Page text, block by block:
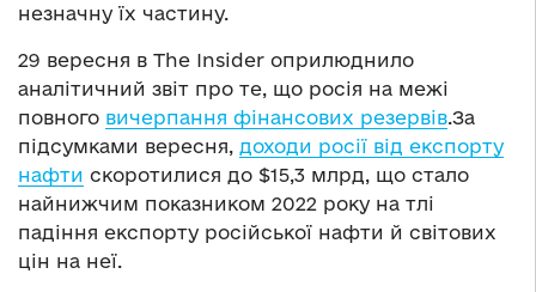
незначну їх частину.
29 вересня в The Insider оприлюднило
аналітичний звіт про те, що росія на межі
повного вичерпання фінансових резервів.За
підсумками вересня, доходи росії від експорту
нафти скоротилися до $15,3 млрд, що стало
найнижчим показником 2022 року на тлі
падіння експорту російської нафти й світових
цін на неї.